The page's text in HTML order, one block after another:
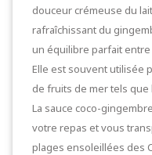
douceur crémeuse du
rafraîchissant du
un équilibre parfait
Elle est souvent utilisée
de fruits de mer tels
La sauce coco-
votre repas et vous
plages ensoleillées des